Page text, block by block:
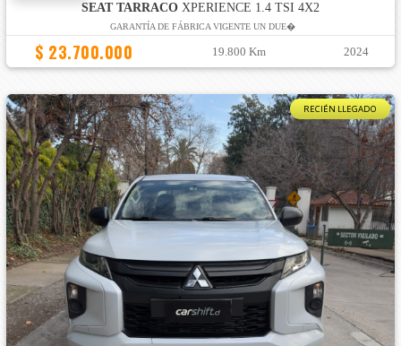
SEAT TARRACOXPERIENCE 1.4 TSI 4X2
GARANTÍA DE FÁBRICA VIGENTE UN DUE�
$ 23.700.000 19.800 Km 2024
RECIÉN LLEGADO